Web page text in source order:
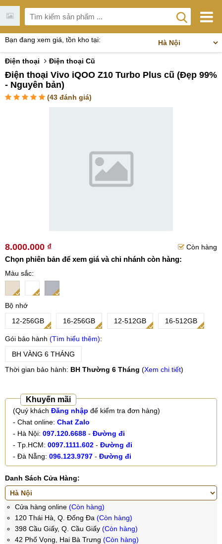
Bạn đang xem giá, tồn kho tại:
Điện thoại Điện thoại Cũ
Điện thoại Vivo iQOO Z10 Turbo Plus cũ (Đẹp 99%
- Nguyên bản)
(43 đánh giá)
8.000.000 ₫ Còn hàng
Chọn phiên bản để xem giá và chi nhánh còn hàng:
Màu sắc
Bộ nhớ
12-256GB
16-256GB 12-512GB 16-512GB
Gói bảo hành
Tìm hiểu thêm
BH VÀNG 6 THÁNG
Thời gian bảo hành: BH Thường 6 Tháng (Xem chi tiết)
Khuyến mãi
(Quý khách Đăng nhập để kiểm tra đơn hàng)
- Chat online: Chat Zalo
- Hà Nội: 097.120.6688 - Đường đi
- Tp.HCM: 0097.1111.602 - Đường đi
- Đà Nẵng: 096.123.9797 - Đường đi
Danh Sách Cửa Hàng:
Cửa hàng online (Còn hàng)
120 Thái Hà, Q. Đống Đa (Còn hàng)
398 Cầu Giấy, Q. Cầu Giấy (Còn hàng)
42 Phố Vọng, Hai Bà Trưng (Còn hàng)